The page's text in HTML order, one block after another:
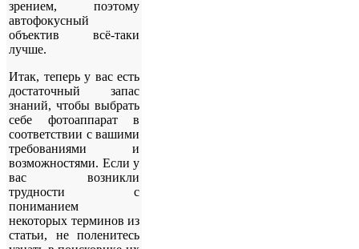
зрением, поэтому
автофокусный
объектив всё-таки
лучше.
Итак, теперь у вас есть
достаточный запас
знаний, чтобы выбрать
себе фотоаппарат в
соответствии с вашими
требованиями и
возможностями. Если у
вас возникли
трудности с
пониманием
некоторых терминов из
статьи, не поленитесь